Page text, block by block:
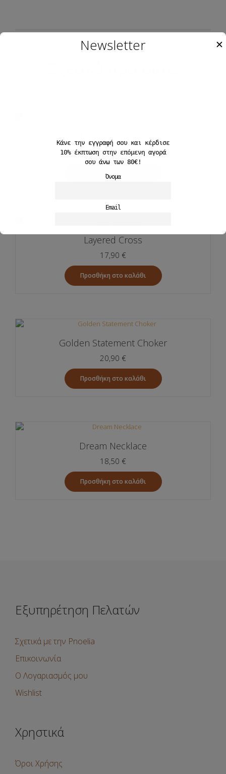
Nerida Necklace
17,50€
Προσθήκη στο καλάθι
Layered Cross
17,90 €
Προσθήκη στο καλάθι
Golden Statement Choker
20,90 €
Προσθήκη στο καλάθι
Dream Necklace
18,50 €
Προσθήκη στο καλάθι
Εξυπηρέτηση Πελατών
Σχετικά με την Pnoelia
Επικοινωνία
Ο Λογαριασμός μου
Wishlist
Χρηστικά
Όροι Χρήσης
Newsletter ✕
Κάνε την εγγραφή σου και κέρδισε
10%έκπτωση στην επόμενη αγορά
σου άνω των 80€!
Όνομα
Email
Αποδέχομαι την Πολιτκή Απορρήτου